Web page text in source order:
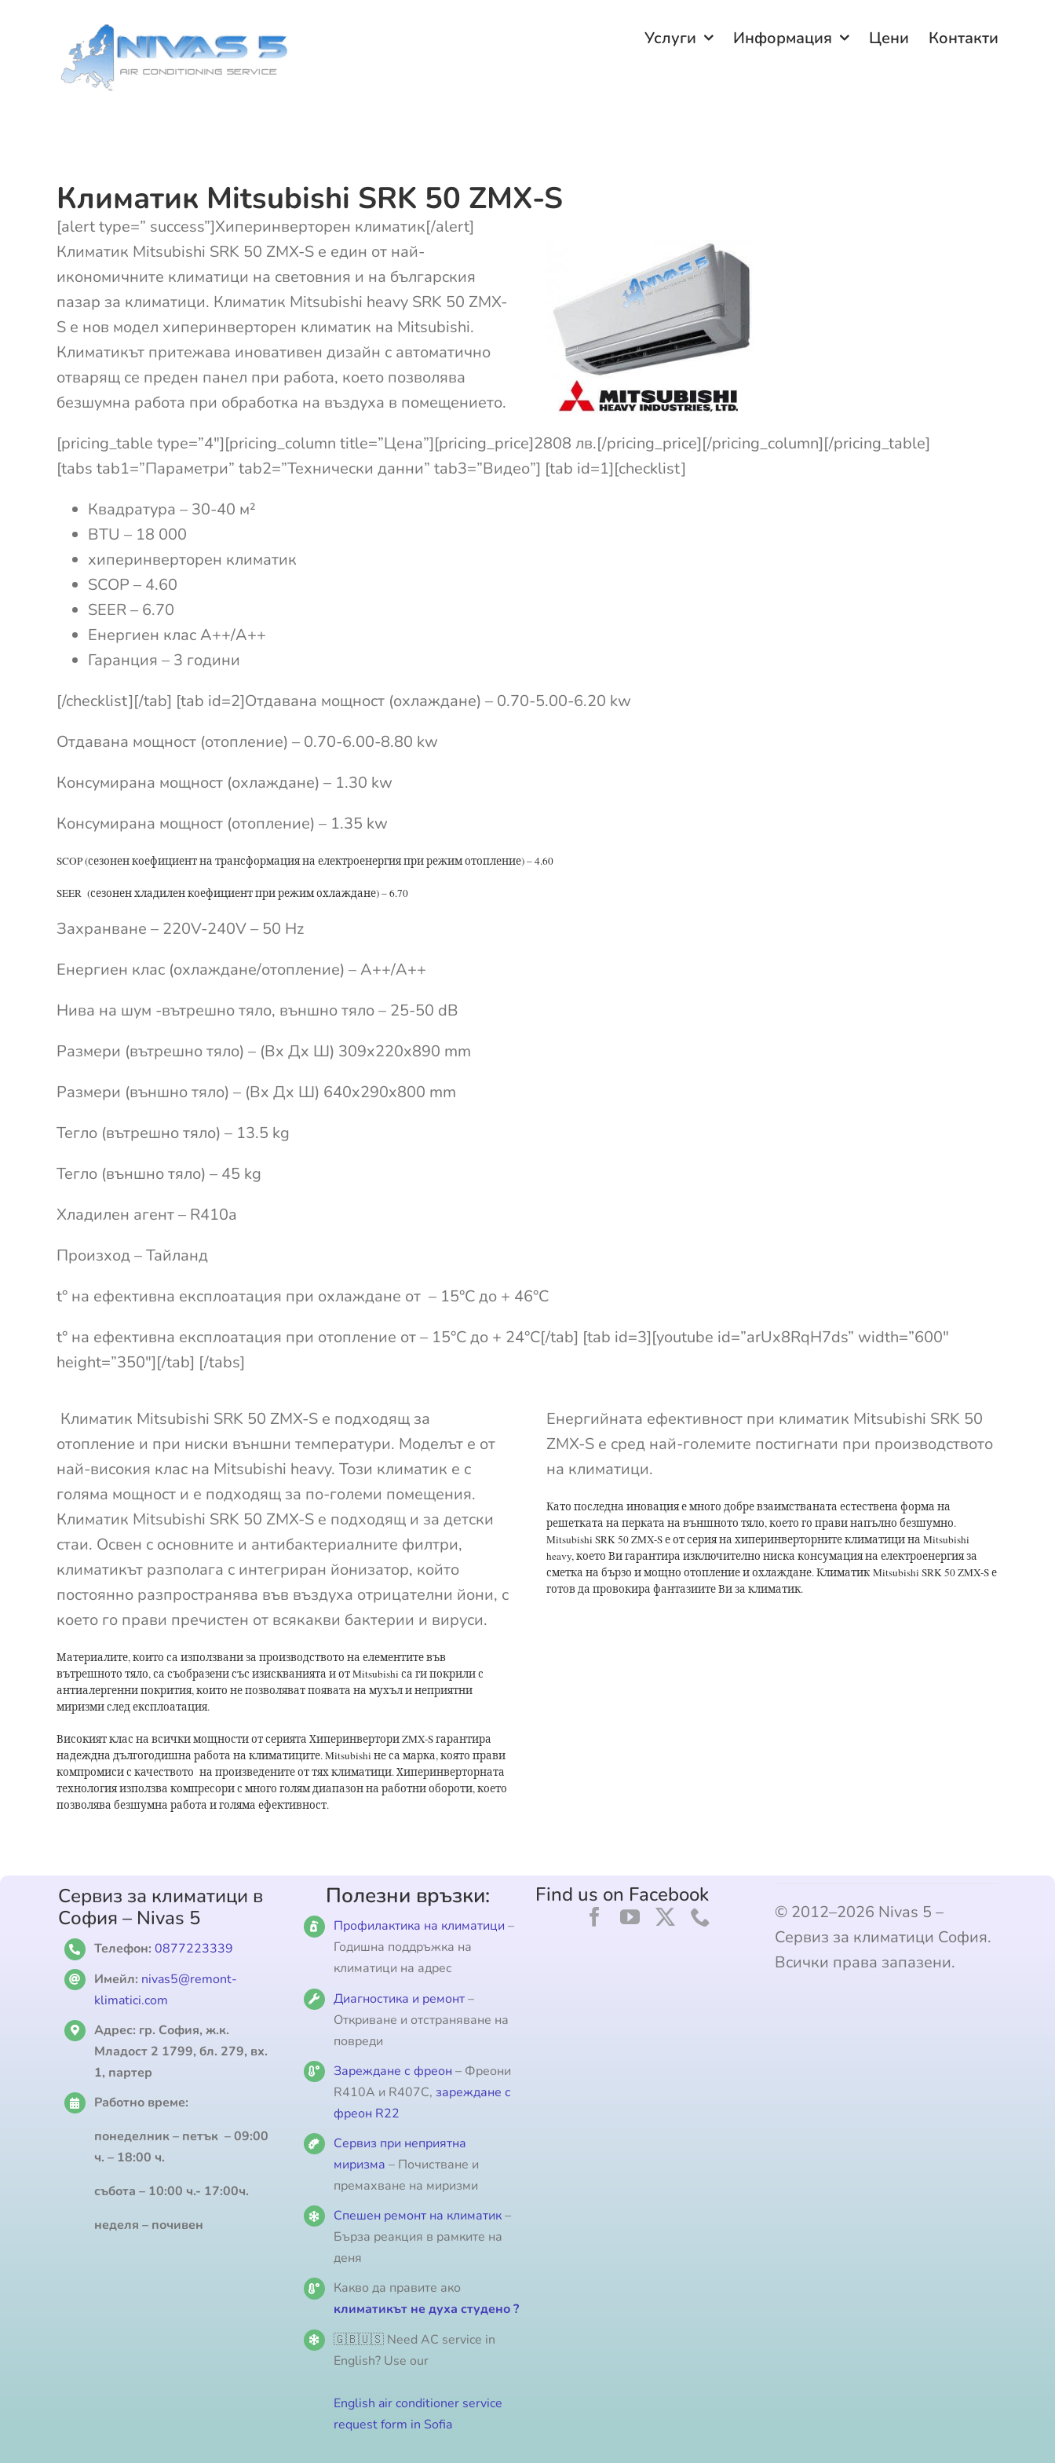
Услуги Информация Цени Контакти
Климатик Mitsubishi SRK 50 ZMX-S
[alert type=” success”]Хиперинверторен климатик[/alert]
Климатик Mitsubishi SRK 50 ZMX-S е един от най-
икономичните климатици на световния и на българския
пазар за климатици. Климатик Mitsubishi heavy SRK 50 ZMX-
S е нов модел хиперинверторен климатик на Mitsubishi.
Климатикът притежава иновативен дизайн с автоматично
отварящ се преден панел при работа, което позволява
безшумна работа при обработка на въздуха в помещението.
[pricing_table type=”4″][pricing_column title=”Цена”][pricing_price]2808 лв.[/pricing_price][/pricing_column][/pricing_table]
[tabs tab1=”Параметри” tab2=”Технически данни” tab3=”Видео”] [tab id=1][checklist]
Квадратура – 30-40 м²
BTU – 18 000
хиперинверторен климатик
SCOP – 4.60
SEER – 6.70
Енергиен клас А++/А++
Гаранция – 3 години
[/checklist][/tab] [tab id=2]Отдавана мощност (охлаждане) – 0.70-5.00-6.20 kw
Отдавана мощност (отопление) – 0.70-6.00-8.80 kw
Консумирана мощност (охлаждане) – 1.30 kw
Консумирана мощност (отопление) – 1.35 kw
SCOP (сезонен коефициент на трансформация на електроенергия при режим отопление) – 4.60
SEER (сезонен хладилен коефициент при режим охлаждане) – 6.70
Захранване – 220V-240V – 50 Hz
Енергиен клас (охлаждане/отопление) – A++/A++
Нива на шум -вътрешно тяло, външно тяло – 25-50 dB
Размери (вътрешно тяло) – (Вx Дx Ш) 309x220x890 mm
Размери (външно тяло) – (Вx Дx Ш) 640x290x800 mm
Тегло (вътрешно тяло) – 13.5 kg
Тегло (външно тяло) – 45 kg
Хладилен агент – R410a
Произход – Тайланд
t° на ефективна експлоатация при охлаждане от – 15°С до + 46°С
t° на ефективна експлоатация при отопление от – 15°С до + 24°С[/tab] [tab id=3][youtube id=”arUx8RqH7ds” width=”600″
height=”350″][/tab] [/tabs]
Климатик Mitsubishi SRK 50 ZMX-S е подходящ за
отопление и при ниски външни температури. Моделът е от
най-високия клас на Mitsubishi heavy. Този климатик е с
голяма мощност и е подходящ за по-големи помещения.
Климатик Mitsubishi SRK 50 ZMX-S e подходящ и за детски
стаи. Освен с основните и антибактериалните филтри,
климатикът разполага с интегриран йонизатор, който
постоянно разпространява във въздуха отрицателни йони, с
което го прави пречистен от всякакви бактерии и вируси.
Материалите, които са използвани за производството на елементите във
вътрешното тяло, са съобразени със изискванията и от Mitsubishi са ги покрили с
антиалергенни покрития, които не позволяват появата на мухъл и неприятни
миризми след експлоатация.
Високият клас на всички мощности от серията Хиперинвертори ZMX-S гарантира
надеждна дългогодишна работа на климатиците. Mitsubishi не са марка, която прави
компромиси с качеството на произведените от тях климатици. Хиперинверторната
технология използва компресори с много голям диапазон на работни обороти, което
позволява безшумна работа и голяма ефективност.
Енергийната ефективност при климатик Mitsubishi SRK 50
ZMX-S е сред най-големите постигнати при производството
на климатици.
Като последна иновация е много добре взаимстваната естествена форма на
решетката на перката на външното тяло, което го прави напълно безшумно.
Mitsubishi SRK 50 ZMX-S е от серия на хиперинверторните климатици на Mitsubishi
heavy, което Ви гарантира изключително ниска консумация на електроенергия за
сметка на бързо и мощно отопление и охлаждане. Климатик Mitsubishi SRK 50 ZMX-S е
готов да провокира фантазиите Ви за климатик.
Сервиз за климатици в
София – Nivas 5
Телефон: 0877223339
Имейл: nivas5@remont-
klimatici.com
Адрес: гр. София, ж.к.
Младост 2 1799, бл. 279, вх.
1, партер
Работно време:
понеделник – петък – 09:00
ч. – 18:00 ч.
събота – 10:00 ч.- 17:00ч.
неделя – почивен
Полезни връзки:
Профилактика на климатици –
Годишна поддръжка на
климатици на адрес
Диагностика и ремонт–
Откриване и отстраняване на
повреди
Зареждане с фреон – Фреони
R410A и R407C, зареждане с
фреон R22
Сервиз при неприятна
миризма – Почистване и
премахване на миризми
Спешен ремонт на климатик–
Бърза реакция в рамките на
деня
Какво да правите ако
климатикът не духа студено ?
🇬🇧🇺🇸 Need AC service in
English? Use our
English air conditioner service
request form in Sofia
Find us on Facebook
© 2012–2026 Nivas 5 –
Сервиз за климатици София.
Всички права запазени.